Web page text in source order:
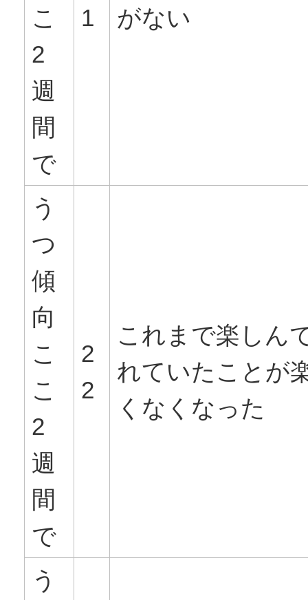
こ
2
週
間
で
1
がない
う
つ
傾
向
こ
こ
2
週
間
で
2
2
これまで楽しん
れていたことが
くなくなった
う